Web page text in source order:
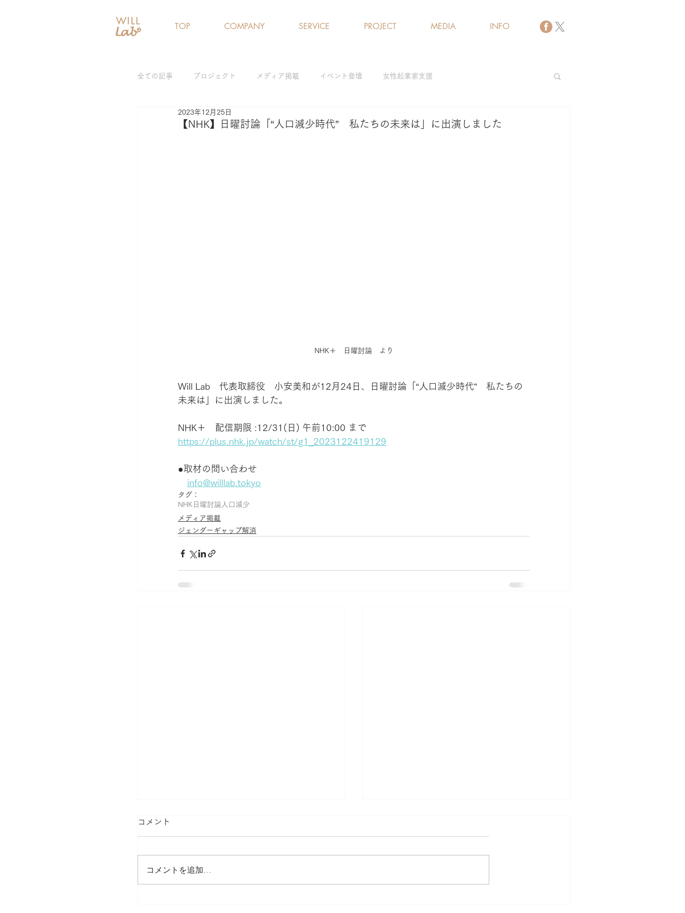
全ての記事 プロジェクト メディア掲載 イベント登壇 女性起業家支援
女性リーダー育成プログラム
【NHK】日曜討論「“人口減少時代” 私たちの未来は」に出演しました
2023年12月25日
NHK＋　日曜討論　より
Will Lab　代表取締役　小安美和が12月24日、日曜討論「“人口減少時代”　私たちの
未来は」に出演しました。
NHK＋　配信期限 :12/31(日) 午前10:00 まで
https://plus.nhk.jp/watch/st/g1_2023122419129
●取材の問い合わせ
info@willlab.tokyo
タグ：
NHK 日曜討論 人口減少
メディア掲載
ジェンダーギャップ解消
コメント
コメントを追加…
TOP COMPANY SERVICE PROJECT MEDIA INFO